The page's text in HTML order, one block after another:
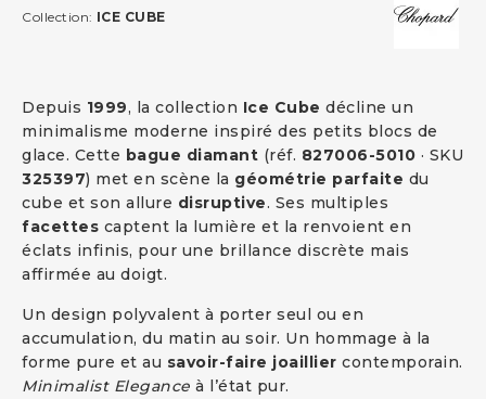
Depuis 1999, la collection Ice Cube décline un
minimalisme moderne inspiré des petits blocs de
glace. Cette bague diamant (réf. 827006-5010 · SKU
325397) met en scène la géométrie parfaite du
cube et son allure disruptive. Ses multiples
facettes captent la lumière et la renvoient en
éclats infinis, pour une brillance discrète mais
affirmée au doigt.
Un design polyvalent à porter seul ou en
accumulation, du matin au soir. Un hommage à la
forme pure et au savoir-faire joaillier contemporain.
Minimalist Elegance à l’état pur.
Collection: ICE CUBE